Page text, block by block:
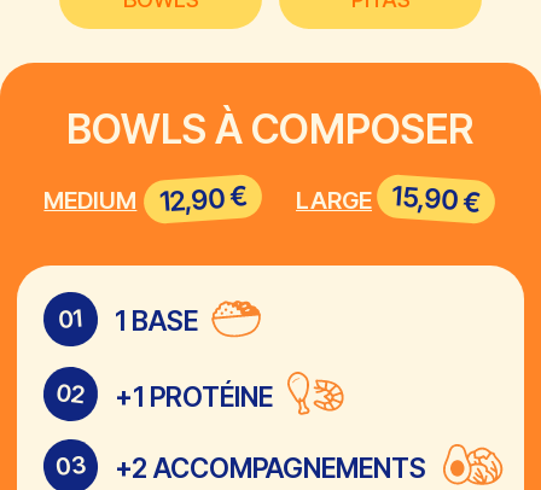
SUIVEZ-NOUS
SUR INSTAGRAM !
Soyez les premiers à découvrir nos
nouveautés, nos bowls du moment
vous partage les coulisses, les
assiettes fraîchement préparées et
l’énergie du quotidien chez EATSA.